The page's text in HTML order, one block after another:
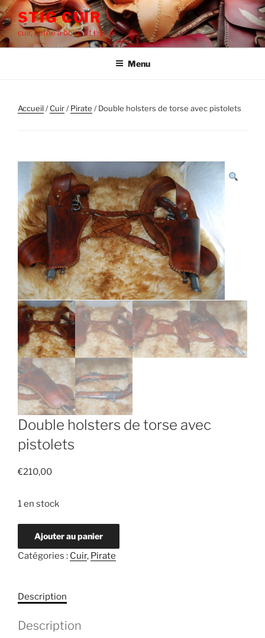
Aller
au
contenu
principal
STIG CUIR
cuir, corne à boire et bijoux
Menu
Accueil/Cuir/Pirate / Double holsters de torse avec pistolets
Double holsters de torse avec
pistolets
€210,00
1 en stock
Ajouter au panier
Catégories : Cuir, Pirate
Description
Description